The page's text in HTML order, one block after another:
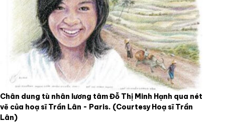
Chân dung tù nhân lương tâm Đỗ Thị Minh Hạnh qua nét
vẽ của hoạ sĩ Trần Lân - Paris. (Courtesy Hoạ sĩ Trần
Lân)